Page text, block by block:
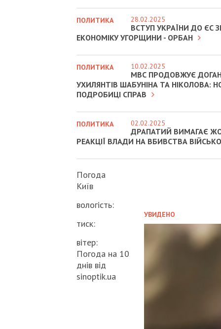
УВИДЕНО
ПОЛИТИКА 28.02.2025
ВСТУП УКРАЇНИ ДО ЄС
ЕКОНОМІКУ УГОРЩИНИ - ОРБАН
ПОЛИТИКА 10.02.2025
МВС ПРОДОВЖУЄ
УХИЛЯНТІВ ШАБУНІНА ТА НІКОЛОВА:
ПОДРОБИЦІ СПРАВ
ПОЛИТИКА 02.02.2025
ДРАПАТИЙ ВИМАГАЄ
РЕАКЦІЇ ВЛАДИ НА ВБИВСТВА
Погода
Київ
вологість:
тиск:
вітер:
Погода на 10
днів від
sinoptik.ua